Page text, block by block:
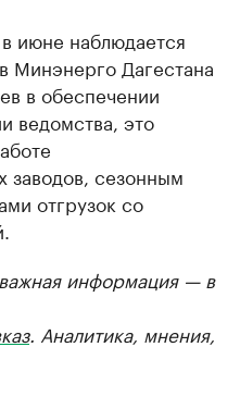
июне наблюдается
Минэнерго Дагестана
в обеспечении
ведомства, это
заводов, сезонным
отгрузок со
информация — в
. Аналитика, мнения,